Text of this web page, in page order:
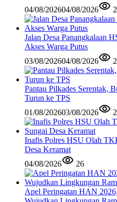
04/08/202604/08/2026
Jalan Desa Panangkalaan
Akses Warga Putus
03/08/202604/08/2026
Pantau Pilkades Serentak,
Turun ke TPS
01/08/202603/08/2026
Inafis Polres HSU Olah
Desa Keramat
04/08/2026
26
Apel Peringatan HAN